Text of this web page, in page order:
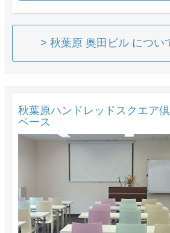
> 秋葉原 奥田ビル につい
秋葉原ハンドレッドスクエア
ペース